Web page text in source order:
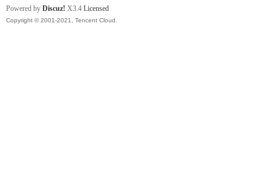
Powered by Discuz! X3.4 Licensed
Copyright © 2001-2021, Tencent Cloud.